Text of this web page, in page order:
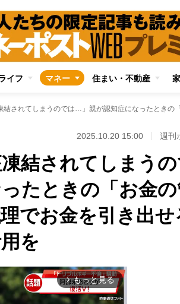
イフ マネー 住まい・不動産
2025.10.20 15:00 週刊
結されてしまう
たときの「お金
でお金を引き出せ
を
arrow_forward_ios もっと見る